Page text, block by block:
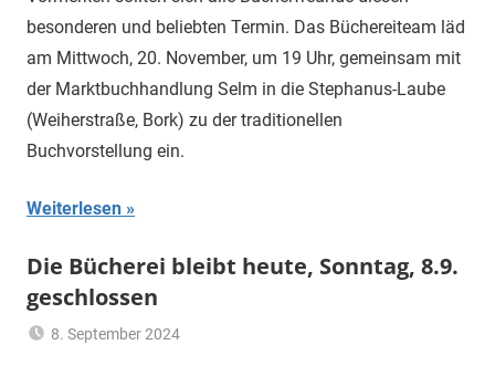
besonderen und beliebten Termin. Das Büchereiteam läd
am Mittwoch, 20. November, um 19 Uhr, gemeinsam mit
der Marktbuchhandlung Selm in die Stephanus-Laube
(Weiherstraße, Bork) zu der traditionellen
Buchvorstellung ein.
Weiterlesen
Die Bücherei bleibt heute, Sonntag, 8.9.
geschlossen
8. September 2024